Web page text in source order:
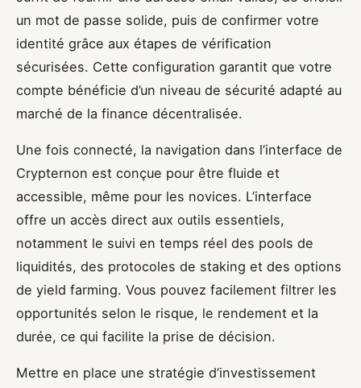
un mot de passe solide, puis de confirmer votre
identité grâce aux étapes de vérification
sécurisées. Cette configuration garantit que votre
compte bénéficie d’un niveau de sécurité adapté au
marché de la finance décentralisée.
Une fois connecté, la navigation dans l’interface de
Crypternon est conçue pour être fluide et
accessible, même pour les novices. L’interface
offre un accès direct aux outils essentiels,
notamment le suivi en temps réel des pools de
liquidités, des protocoles de staking et des options
de yield farming. Vous pouvez facilement filtrer les
opportunités selon le risque, le rendement et la
durée, ce qui facilite la prise de décision.
Mettre en place une stratégie d’investissement